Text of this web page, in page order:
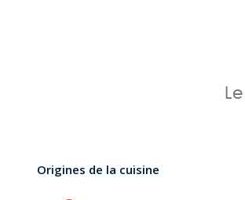
Origines de la cuisine